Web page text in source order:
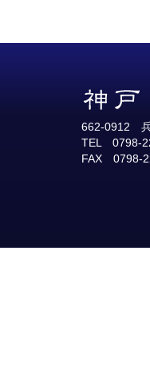
662-0912 兵
TEL 0798-
FAX 0798-